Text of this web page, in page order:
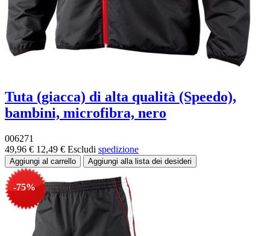
Tuta (giacca) di alta qualità (Speedo),
bambini, microfibra, nero
006271
49,96 € 12,49 € Escludi spedizione
-75%